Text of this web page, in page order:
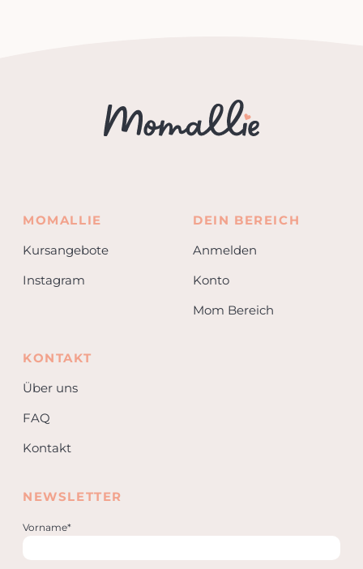
MOMALLIE
Kursangebote
Instagram
DEIN BEREICH
Anmelden
Konto
Mom Bereich
KONTAKT
Über uns
FAQ
Kontakt
NEWSLETTER
Vorname*